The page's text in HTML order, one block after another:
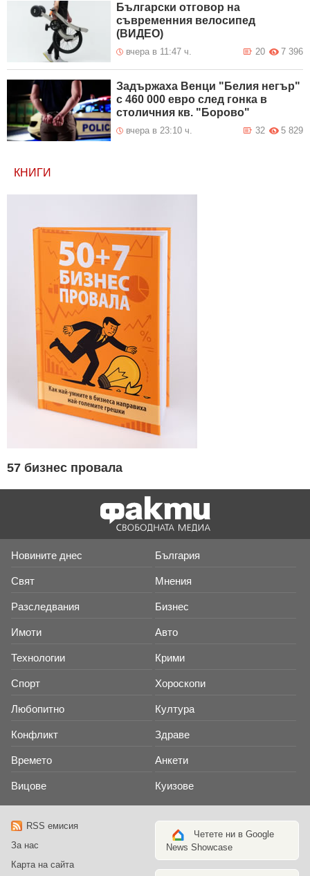
Български отговор на
съвременния велосипед
(ВИДЕО)
вчера в 11:47 ч. 7 396
20
Задържаха Венци "Белия негър"
с 460 000 евро след гонка в
столичния кв. "Борово"
вчера в 23:10 ч. 5 829
32
КНИГИ
57 бизнес провала
Новините днес България
Свят Мнения
Разследвания Бизнес
Имоти Авто
Технологии Крими
Спорт Хороскопи
Любопитно Култура
Конфликт Здраве
Времето Анкети
Вицове Куизове
RSS емисия
За нас
Карта на сайта
Четете ни в Google
News Showcase